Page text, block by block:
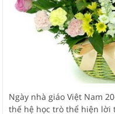
Ngày nhà giáo Việt Nam
thế hệ học trò thể hiện lời